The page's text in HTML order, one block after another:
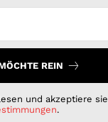
REIN
und akzeptiere sie
.